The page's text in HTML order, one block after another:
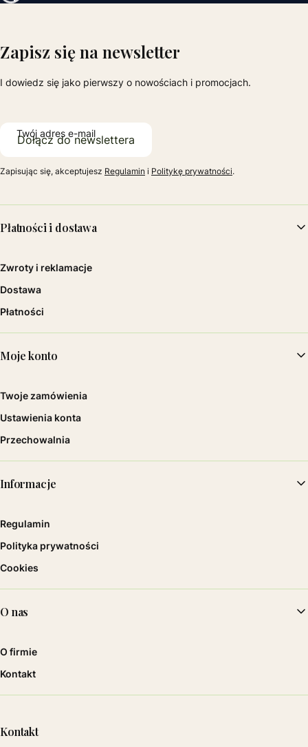
Zapisz się na newsletter
I dowiedz się jako pierwszy o nowościach i promocjach.
Twój adres e-mail
Dołącz do newslettera
Zapisując się, akceptujesz Regulamin i Politykę prywatności.
Linki w stopce
Płatności i dostawa
Zwroty i reklamacje
Dostawa
Płatności
Moje konto
Twoje zamówienia
Ustawienia konta
Przechowalnia
Informacje
Regulamin
Polityka prywatności
Cookies
O nas
O firmie
Kontakt
Kontakt